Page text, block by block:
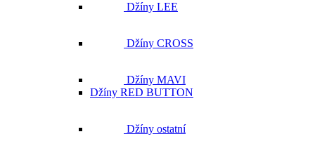
Džíny LEE
Džíny CROSS
Džíny MAVI
Džíny RED BUTTON
Džíny ostatní